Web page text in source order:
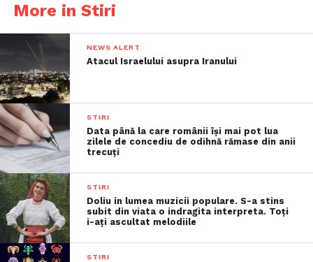
More in Stiri
NEWS ALERT
Atacul Israelului asupra Iranului
STIRI
Data până la care românii îşi mai pot lua
zilele de concediu de odihnă rămase din anii
trecuţi
STIRI
Doliu in lumea muzicii populare. S-a stins
subit din viata o indragita interpreta. Toți
i-ați ascultat melodiile
STIRI